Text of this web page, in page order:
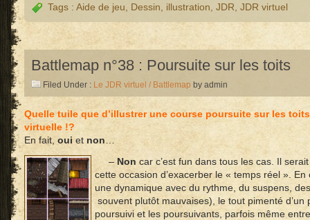
Tags : Aide de jeu Dessin illustration JDR JDR virtuel
Battlemap n°38 : Poursuite sur les toits
Filed Under : Le JDR virtuel / Battlemap by admin
Quelle tuile que d’illustrer une course poursuite sur les
virtuelle !?
En fait, oui et non
– Non car c’est fun dans tous les cas. Il
cette occasion d’exacerber le « temps réel ».
une dynamique avec du rythme, du suspens,
souvent plutôt mauvaises), le tout pimenté
poursuivi et les poursuivants, parfois même